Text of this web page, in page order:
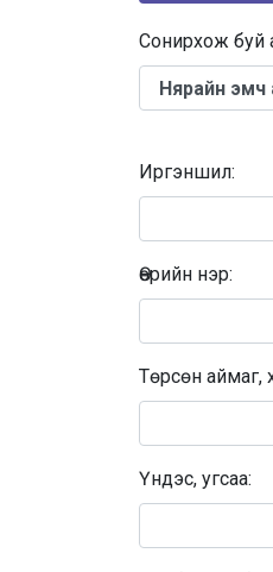
Сонирхож буй
Иргэншил:
Өөрийн нэр:
Төрсөн аймаг,
Үндэс, угсаа: